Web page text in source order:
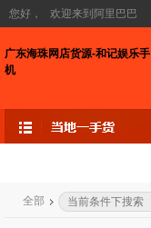
您好， 欢迎来到阿里巴巴
广东海珠网店货源-和记娱乐手
机
全部